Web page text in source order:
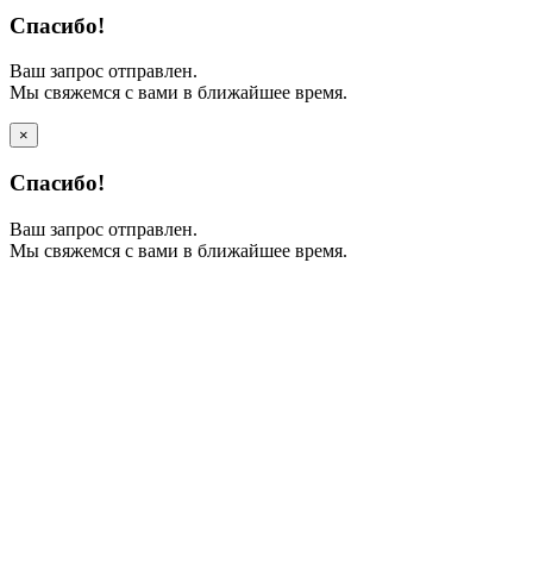
Спасибо!
Ваш запрос отправлен.
Мы свяжемся с вами в ближайшее время.
×
Спасибо!
Ваш запрос отправлен.
Мы свяжемся с вами в ближайшее время.